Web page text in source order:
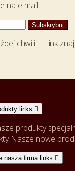
na e-mail
chwili — link
links 
produkty
Nasze nowe
nasza firma links 